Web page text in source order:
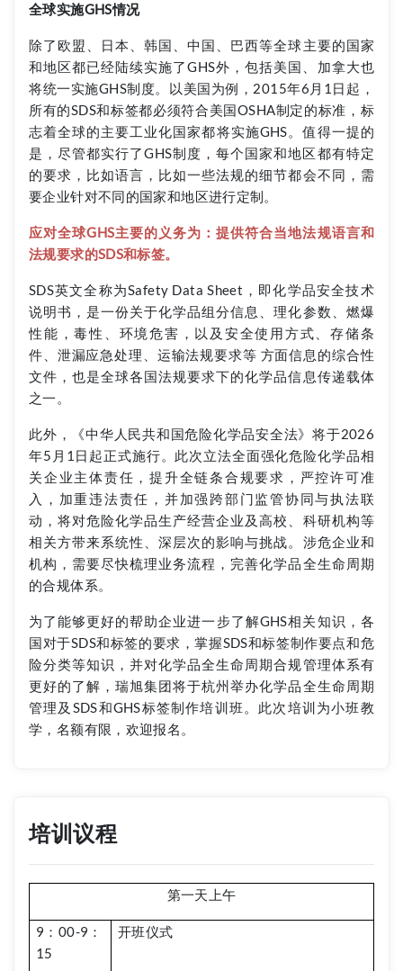
全球实施GHS情况
除了欧盟、日本、韩国、中国、巴西等全球主要的国家
和地区都已经陆续实施了GHS外，包括美国、加拿大也
将统一实施GHS制度。以美国为例，2015年6月1日起，
所有的SDS和标签都必须符合美国OSHA制定的标准，标
志着全球的主要工业化国家都将实施GHS。值得一提的
是，尽管都实行了GHS制度，每个国家和地区都有特定
的要求，比如语言，比如一些法规的细节都会不同，需
要企业针对不同的国家和地区进行定制。
应对全球GHS主要的义务为：提供符合当地法规语言和
法规要求的SDS和标签。
SDS英文全称为Safety Data Sheet，即化学品安全技术
说明书，是一份关于化学品组分信息、理化参数、燃爆
性能，毒性、环境危害，以及安全使用方式、存储条
件、泄漏应急处理、运输法规要求等 方面信息的综合性
文件，也是全球各国法规要求下的化学品信息传递载体
之一。
此外，《中华人民共和国危险化学品安全法》将于2026
年5月1日起正式施行。此次立法全面强化危险化学品相
关企业主体责任，提升全链条合规要求，严控许可准
入，加重违法责任，并加强跨部门监管协同与执法联
动，将对危险化学品生产经营企业及高校、科研机构等
相关方带来系统性、深层次的影响与挑战。涉危企业和
机构，需要尽快梳理业务流程，完善化学品全生命周期
的合规体系。
为了能够更好的帮助企业进一步了解GHS相关知识，各
国对于SDS和标签的要求，掌握SDS和标签制作要点和危
险分类等知识，并对化学品全生命周期合规管理体系有
更好的了解，瑞旭集团将于杭州举办化学品全生命周期
管理及SDS和GHS标签制作培训班。此次培训为小班教
学，名额有限，欢迎报名。
培训议程
第一天上午
9：00-9：
15
开班仪式